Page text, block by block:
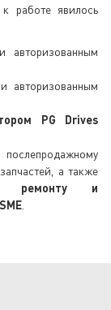
к работе явилось
и авторизованным
PG Drives
а также
ремонту и